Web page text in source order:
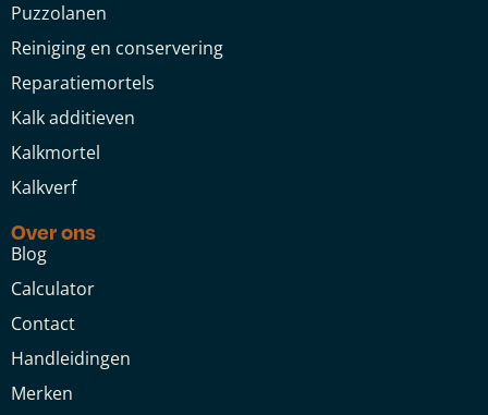
Puzzolanen
Reiniging en conservering
Reparatiemortels
Kalk additieven
Kalkmortel
Kalkverf
Over ons
Blog
Calculator
Contact
Handleidingen
Merken